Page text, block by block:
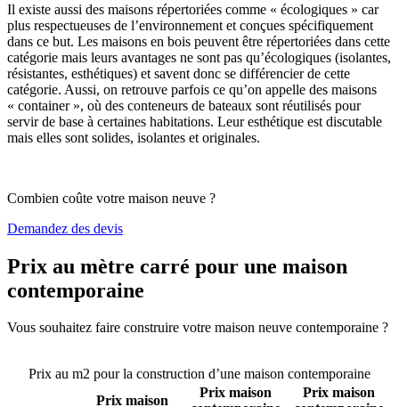
Il existe aussi des maisons répertoriées comme « écologiques » car
plus respectueuses de l’environnement et conçues spécifiquement
dans ce but. Les maisons en bois peuvent être répertoriées dans cette
catégorie mais leurs avantages ne sont pas qu’écologiques (isolantes,
résistantes, esthétiques) et savent donc se différencier de cette
catégorie. Aussi, on retrouve parfois ce qu’on appelle des maisons
« container », où des conteneurs de bateaux sont réutilisés pour
servir de base à certaines habitations. Leur esthétique est discutable
mais elles sont solides, isolantes et originales.
Combien coûte votre maison neuve ?
Demandez des devis
Prix au mètre carré pour une maison
contemporaine
Vous souhaitez faire construire votre maison neuve contemporaine ?
Prix au m2 pour la construction d’une maison contemporaine
Prix maison
Prix maison
Prix maison